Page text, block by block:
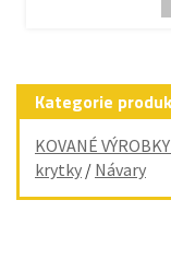
Kategorie
KOVANÉ
krytky / Návary